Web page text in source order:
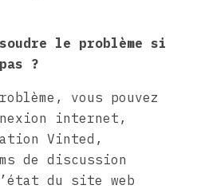
le problème si
?
vous pouvez
internet,
Vinted,
de discussion
du site web